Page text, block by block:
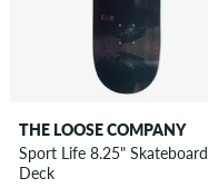
THE LOOSE COMPANY
Sport Life 8.25" Skateboard
Deck